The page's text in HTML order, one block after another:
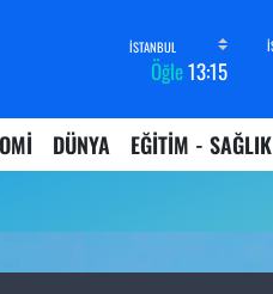
Öğle13:15
DÜNYA EĞİTİM - SAĞLIK